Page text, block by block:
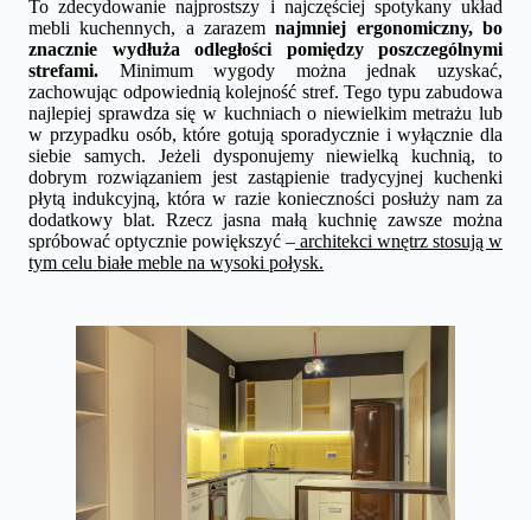
To zdecydowanie najprostszy i najczęściej spotykany układ
mebli kuchennych, a zarazem najmniej ergonomiczny, bo
znacznie wydłuża odległości pomiędzy poszczególnymi
strefami. Minimum wygody można jednak uzyskać,
zachowując odpowiednią kolejność stref. Tego typu zabudowa
najlepiej sprawdza się w kuchniach o niewielkim metrażu lub
w przypadku osób, które gotują sporadycznie i wyłącznie dla
siebie samych. Jeżeli dysponujemy niewielką kuchnią, to
dobrym rozwiązaniem jest zastąpienie tradycyjnej kuchenki
płytą indukcyjną, która w razie konieczności posłuży nam za
dodatkowy blat. Rzecz jasna małą kuchnię zawsze można
spróbować optycznie powiększyć – architekci wnętrz stosują w
tym celu białe meble na wysoki połysk.